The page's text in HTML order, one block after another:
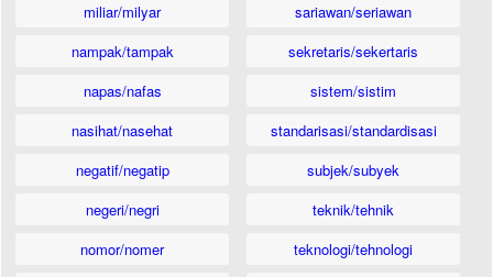
miliar/milyar
nampak/tampak
napas/nafas
nasihat/nasehat
negatif/negatip
negeri/negri
nomor/nomer
sariawan/seriawan
sekretaris/sekertaris
sistem/sistim
standarisasi/standardisasi
subjek/subyek
teknik/tehnik
teknologi/tehnologi